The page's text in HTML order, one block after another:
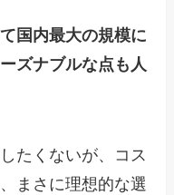
国内最大の規模に
ズナブルな点も人
たくないが、コス
まさに理想的な選